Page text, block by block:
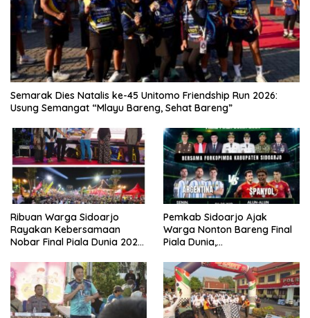
Semarak Dies Natalis ke-45 Unitomo Friendship Run 2026:
Usung Semangat “Mlayu Bareng, Sehat Bareng”
Ribuan Warga Sidoarjo
Rayakan Kebersamaan
Nobar Final Piala Dunia 2026
Forkopimda
Pemkab Sidoarjo Ajak
Warga Nonton Bareng Final
Piala Dunia,